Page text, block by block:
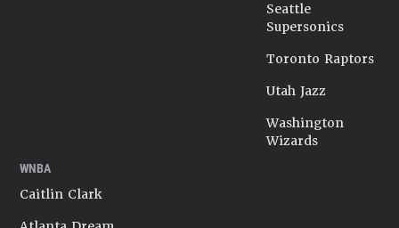
Seattle
Supersonics
Toronto Raptors
Utah Jazz
Washington
Wizards
WNBA
Caitlin Clark